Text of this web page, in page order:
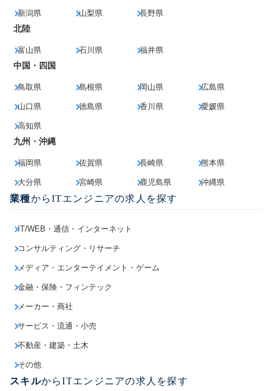
新潟県 山梨県 長野県
北陸
富山県 石川県 福井県
中国・四国
鳥取県 島根県 岡山県 広島県
山口県 徳島県 香川県 愛媛県
高知県
九州・沖縄
福岡県 佐賀県 長崎県 熊本県
大分県 宮崎県 鹿児島県 沖縄県
業種からITエンジニアの求人を探す
IT/WEB・通信・インターネット
コンサルティング・リサーチ
メディア・エンターテイメント・ゲーム
金融・保険・フィンテック
メーカー・商社
サービス・流通・小売
不動産・建築・土木
その他
スキルからITエンジニアの求人を探す